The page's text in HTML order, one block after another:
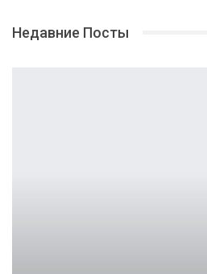
Недавние Посты